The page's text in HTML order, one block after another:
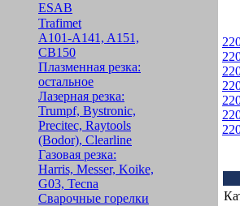
ESAB
Trafimet
A101-A141, A151,
CB150
Плазменная резка:
остальное
Лазерная резка:
Trumpf, Bystronic,
Precitec, Raytools
(Bodor), Clearline
Газовая резка:
Harris, Messer, Koike,
G03, Tecna
Сварочные горелки